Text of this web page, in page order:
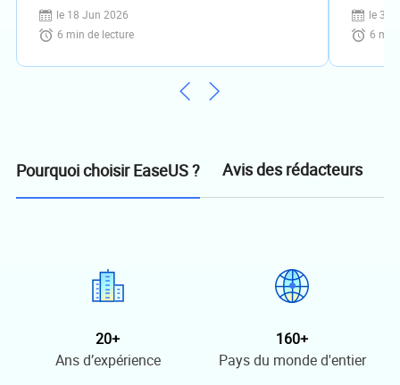
de Windows 10 Creator
le 18 Jun 2026
6 min de lecture
le 31
6 min
Pourquoi choisir EaseUS ? Avis des rédacteurs
20+
Ans d’expérience
160+
Pays du monde d'entier